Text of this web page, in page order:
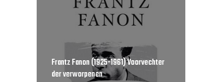
Frantz Fanon (1925-1961) Voorvechter
der verworpenen